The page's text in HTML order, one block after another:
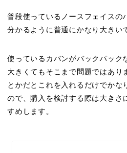
普段使っているノースフェイスの
分かるように普通にかなり大きい
使っているカバンがバックパック
大きくてもそこまで問題ではあり
とかだとこれを入れるだけでかな
ので、購入を検討する際は大きさ
すめします。